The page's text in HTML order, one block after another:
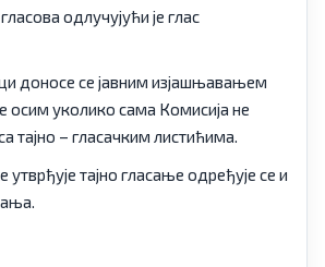
одлучујући је глас
доносе се јавним изјашњавањем
осим уколико сама Комисија не
тајно – гласачким листићима.
тајно гласање одређује се и